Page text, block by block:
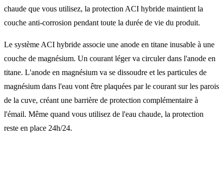
chaude que vous utilisez, la protection ACI hybride maintient la
couche anti-corrosion pendant toute la durée de vie du produit.
Le système ACI hybride associe une anode en titane inusable à une
couche de magnésium. Un courant léger va circuler dans l'anode en
titane. L'anode en magnésium va se dissoudre et les particules de
magnésium dans l'eau vont être plaquées par le courant sur les parois
de la cuve, créant une barrière de protection complémentaire à
l'émail. Même quand vous utilisez de l'eau chaude, la protection
reste en place 24h/24.